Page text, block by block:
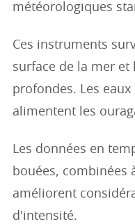
météorologiques
Ces instruments
surface de la mer et
profondes. Les
alimentent les
Les données en
bouées, combinées
améliorent
d'intensité.